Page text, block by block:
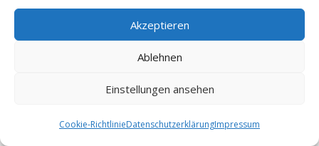
Akzeptieren
Ablehnen
Einstellungen ansehen
Cookie-RichtlinieDatenschutzerklärungImpressum
Plauen Jößnitz (11.25 km)
Gera Niederschelderhütte
Gera Niederschelden (11.72 km)